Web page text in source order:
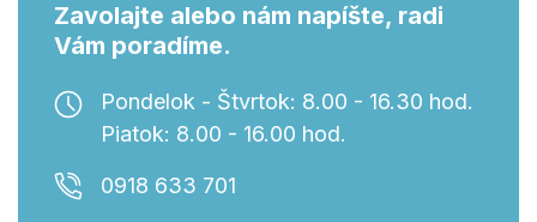
Zavolajte alebo nám napíšte, radi
Vám poradíme.
Pondelok - Štvrtok: 8.00 - 16.30 hod.
Piatok: 8.00 - 16.00 hod.
0918 633 701